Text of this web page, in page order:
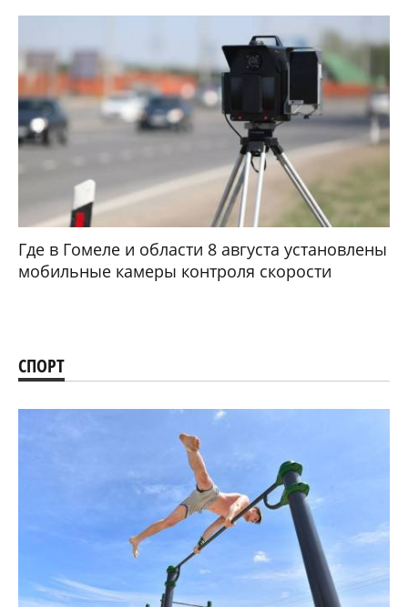
Где в Гомеле и области 8 августа установлены
мобильные камеры контроля скорости
СПОРТ